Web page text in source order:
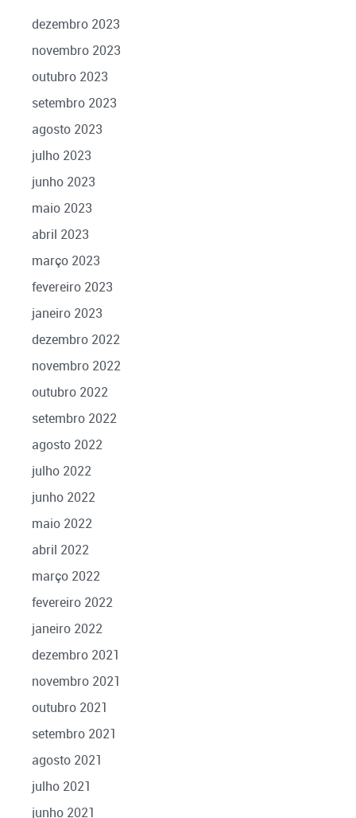
dezembro 2023
novembro 2023
outubro 2023
setembro 2023
agosto 2023
julho 2023
junho 2023
maio 2023
abril 2023
março 2023
fevereiro 2023
janeiro 2023
dezembro 2022
novembro 2022
outubro 2022
setembro 2022
agosto 2022
julho 2022
junho 2022
maio 2022
abril 2022
março 2022
fevereiro 2022
janeiro 2022
dezembro 2021
novembro 2021
outubro 2021
setembro 2021
agosto 2021
julho 2021
junho 2021